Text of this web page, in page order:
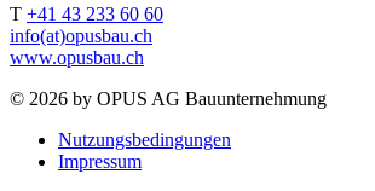
T +41 43 233 60 60
info(at)opusbau.ch
www.opusbau.ch
© 2026 by OPUS AG Bauunternehmung
Nutzungsbedingungen
Impressum